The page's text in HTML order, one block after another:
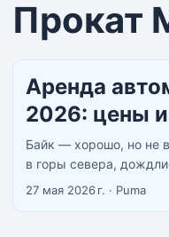
Прокат
Аренда
2026: цены
Байк — хорошо, но не
в горы севера,
хочется нормальный
27 мая 2026 г. · Puma